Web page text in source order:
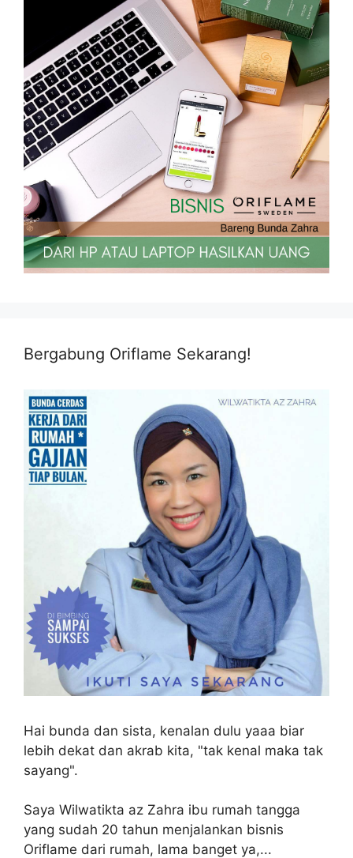
Bergabung Oriflame Sekarang!
Hai bunda dan sista, kenalan dulu yaaa biar
lebih dekat dan akrab kita, "tak kenal maka tak
sayang".
Saya Wilwatikta az Zahra ibu rumah tangga
yang sudah 20 tahun menjalankan bisnis
Oriflame dari rumah, lama banget ya,...